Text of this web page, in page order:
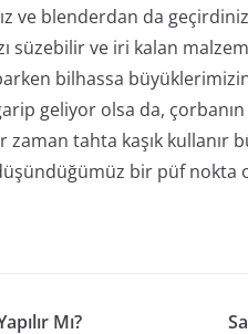
ve blenderdan da
süzebilir ve iri kalan
bilhassa
geliyor olsa da, çorbanın
zaman tahta kaşık kullanır
bir püf nokta
Mı?